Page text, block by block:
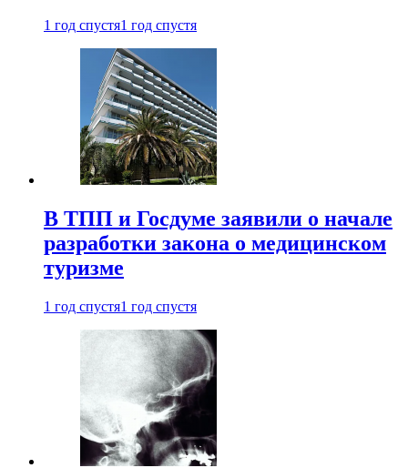
1 год спустя1 год спустя
В ТПП и Госдуме заявили о начале
разработки закона о медицинском
туризме
1 год спустя1 год спустя